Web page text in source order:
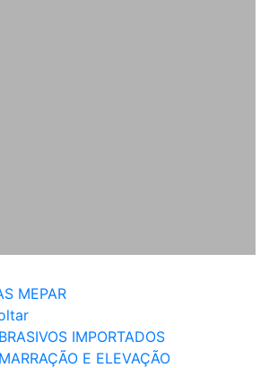
MEPAR
IMPORTADOS
E ELEVAÇÃO